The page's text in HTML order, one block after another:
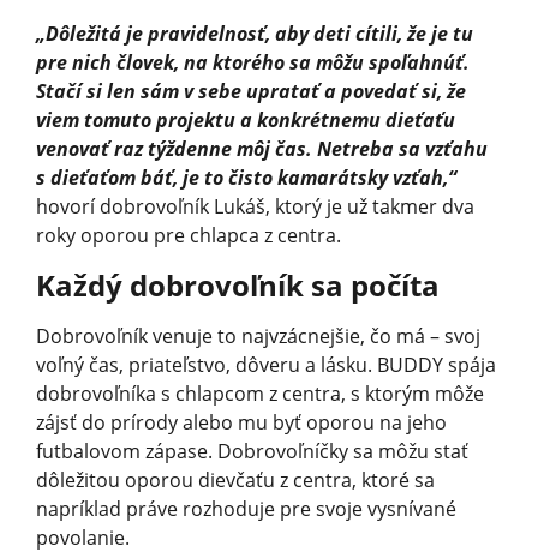
„Dôležitá je pravidelnosť, aby deti cítili, že je tu
pre nich človek, na ktorého sa môžu spoľahnúť.
Stačí si len sám v sebe upratať a povedať si, že
viem tomuto projektu a konkrétnemu dieťaťu
venovať raz týždenne môj čas. Netreba sa vzťahu
s dieťaťom báť, je to čisto kamarátsky vzťah,“
hovorí dobrovoľník Lukáš, ktorý je už takmer dva
roky oporou pre chlapca z centra.
Každý dobrovoľník sa počíta
Dobrovoľník venuje to najvzácnejšie, čo má – svoj
voľný čas, priateľstvo, dôveru a lásku. BUDDY spája
dobrovoľníka s chlapcom z centra, s ktorým môže
zájsť do prírody alebo mu byť oporou na jeho
futbalovom zápase. Dobrovoľníčky sa môžu stať
dôležitou oporou dievčaťu z centra, ktoré sa
napríklad práve rozhoduje pre svoje vysnívané
povolanie.